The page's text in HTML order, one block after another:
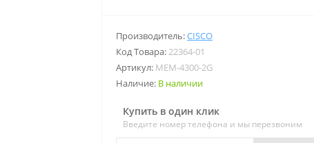
Производитель:CISCO
Код Товара:22364-01
Артикул: MEM-4300-2G
Наличие: В наличии
Купить в один клик
Введите номер телефона и мы перезвоним